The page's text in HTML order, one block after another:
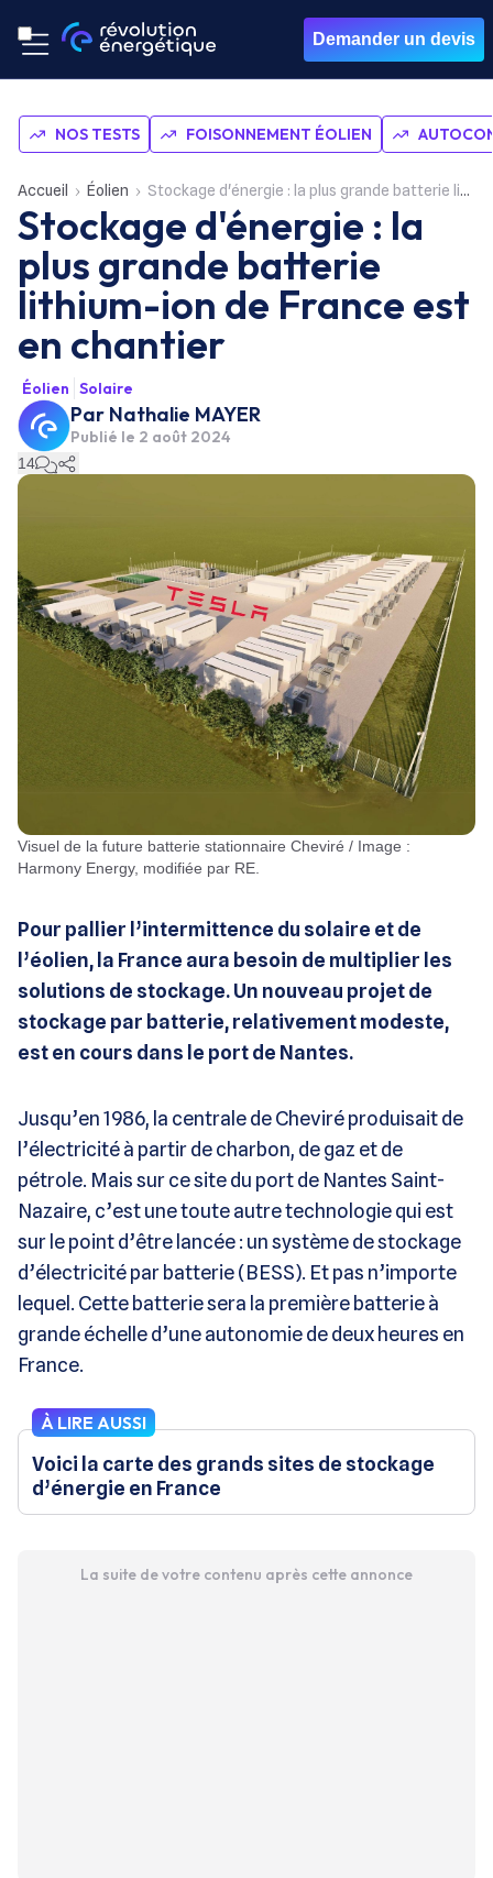
Demander un devis
NOS TESTS FOISONNEMENT ÉOLIEN
Accueil Éolien Stockage d'énergie : la plus grande batterie lithium-ion de France est en chantier
Stockage d'énergie : la
plus grande batterie
lithium-ion de France est
en chantier
Éolien Solaire
Par Nathalie MAYER
Publié le 2 août 2024
14
Visuel de la future batterie stationnaire Cheviré / Image :
Harmony Energy, modifiée par RE.
Pour pallier l’intermittence du solaire et de
l’éolien, la France aura besoin de multiplier les
solutions de stockage. Un nouveau projet de
stockage par batterie, relativement modeste,
est en cours dans le port de Nantes.
Jusqu’en 1986, la centrale de Cheviré produisait de
l’électricité à partir de charbon, de gaz et de
pétrole. Mais sur ce site du port de Nantes Saint-
Nazaire, c’est une toute autre technologie qui est
sur le point d’être lancée : un système de stockage
d’électricité par batterie (BESS). Et pas n’importe
lequel. Cette batterie sera la première batterie à
grande échelle d’une autonomie de deux heures en
France.
À LIRE AUSSI
Voici la carte des grands sites de stockage
d’énergie en France
La suite de votre contenu après cette annonce